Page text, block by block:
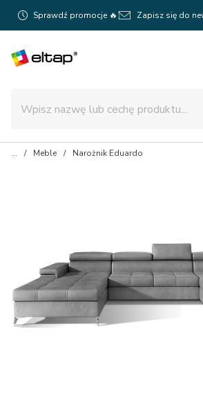
Sprawdź promocje 🔥 Zapisz się do
Meble Narożnik Eduardo